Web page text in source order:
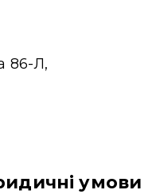
86-Л,
умови